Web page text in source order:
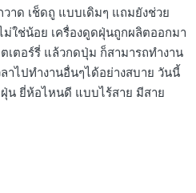
าด เช็ดถู แบบเดิมๆ แถมยังช่วย
ม่ใช่น้อย เครื่องดูดฝุ่นถูกผลิตออกมา
เตอร์รี่ แล้วกดปุ่ม ก็สามารถทำงาน
าไปทำงานอื่นๆได้อย่างสบาย วันนี้
น ยี่ห้อไหนดี แบบไร้สาย มีสาย